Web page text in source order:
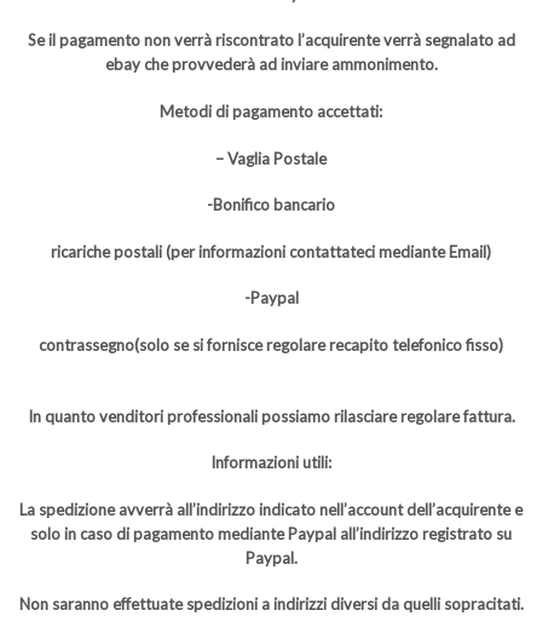
Se il pagamento non verrà riscontrato l’acquirente verrà segnalato ad
ebay che provvederà ad inviare ammonimento.
Metodi di pagamento accettati:
– Vaglia Postale
-Bonifico bancario
ricariche postali (per informazioni contattateci mediante Email)
-Paypal
contrassegno(solo se si fornisce regolare recapito telefonico fisso)
In quanto venditori professionali possiamo rilasciare regolare fattura.
Informazioni utili:
La spedizione avverrà all’indirizzo indicato nell’account dell’acquirente e
solo in caso di pagamento mediante Paypal all’indirizzo registrato su
Paypal.
Non saranno effettuate spedizioni a indirizzi diversi da quelli sopracitati.